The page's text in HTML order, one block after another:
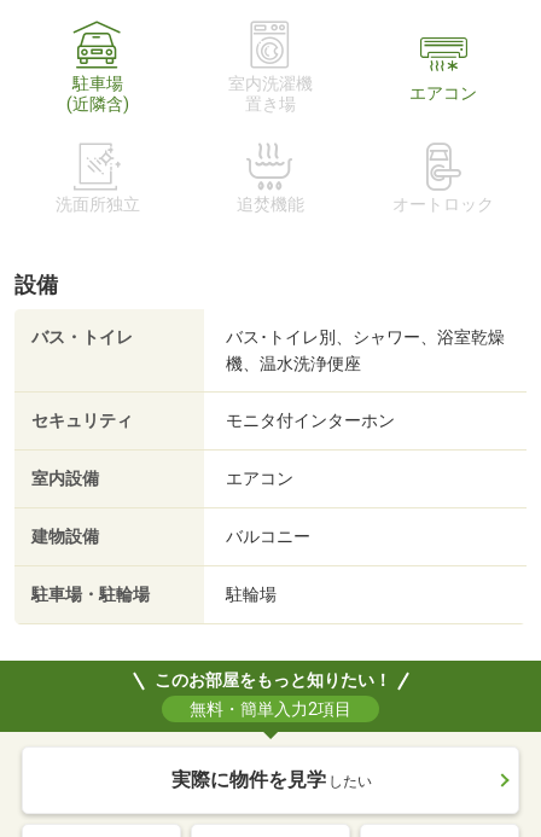
駐車場
(近隣含)
室内洗濯機
置き場
エアコン
洗面所独立 追焚機能 オートロック
設備
バス・トイレ
バス･トイレ別、シャワー、浴室乾燥
機、温水洗浄便座
セキュリティ モニタ付インターホン
室内設備 エアコン
建物設備 バルコニー
駐車場・駐輪場 駐輪場
このお部屋をもっと知りたい！
無料・簡単入力2項目
実際に物件を見学 したい